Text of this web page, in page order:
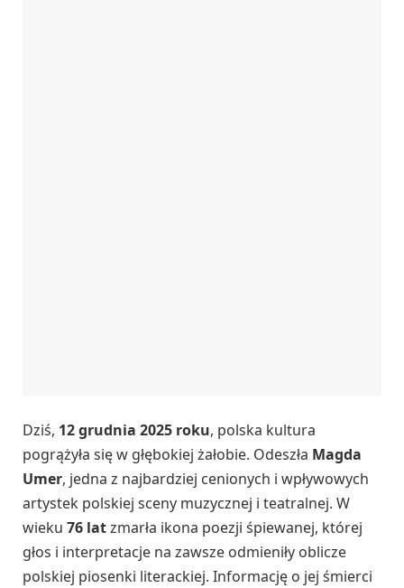
Dziś, 12 grudnia 2025 roku, polska kultura
pogrążyła się w głębokiej żałobie. Odeszła Magda
Umer, jedna z najbardziej cenionych i wpływowych
artystek polskiej sceny muzycznej i teatralnej. W
wieku 76 latzmarła ikona poezji śpiewanej, której
głos i interpretacje na zawsze odmieniły oblicze
polskiej piosenki literackiej. Informację o jej śmierci